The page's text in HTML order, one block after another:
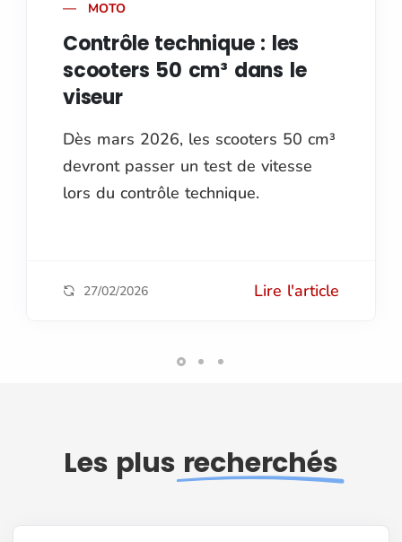
MOTO
Contrôle technique : les
scooters 50 cm³ dans le
viseur
Dès mars 2026, les scooters 50 cm³
devront passer un test de vitesse
lors du contrôle technique.
27/02/2026 Lire l'article
Les plus recherchés